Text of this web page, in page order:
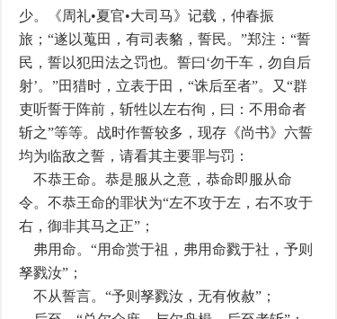
少。《周礼•夏官•大司马》记载，仲春振
旅；“遂以蒐田，有司表貉，誓民。”郑注：“誓
民，誓以犯田法之罚也。誓曰‘勿干车，勿自后
射’。”田猎时，立表于田，“诛后至者”。又“群
吏听誓于阵前，斩牲以左右徇，曰：不用命者
斩之”等等。战时作誓较多，现存《尚书》六誓
均为临敌之誓，请看其主要罪与罚：
不恭王命。恭是服从之意，恭命即服从命
令。不恭王命的罪状为“左不攻于左，右不攻于
右，御非其马之正”；
弗用命。“用命赏于祖，弗用命戮于社，予则
孥戮汝”；
不从誓言。“予则孥戮汝，无有攸赦”；